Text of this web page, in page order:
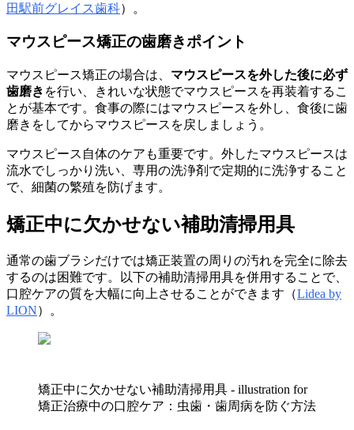
田駅前グレイス歯科）。
マウスピース矯正の歯磨きポイント
マウスピース矯正の場合は、 マウスピースを外した後に必ず
歯磨き を行い、きれいな状態でマウスピースを再装着するこ
とが基本です。食事の際にはマウスピースを外し、食後に歯
磨きをしてからマウスピースを戻しましょう。
マウスピース自体のケアも重要です。外したマウスピースは
流水でしっかり洗い、専用の洗浄剤で定期的に洗浄すること
で、細菌の繁殖を防げます。
矯正中に欠かせない補助清掃用具
通常の歯ブラシだけでは矯正装置の周りの汚れを完全に除去
するのは困難です。以下の補助清掃用具を併用することで、
口腔ケアの質を大幅に向上させることができます（Lidea by
LION）。
矯正中に欠かせない補助清掃用具 - illustration for
矯正治療中の口腔ケア：虫歯・歯周病を防ぐ方法